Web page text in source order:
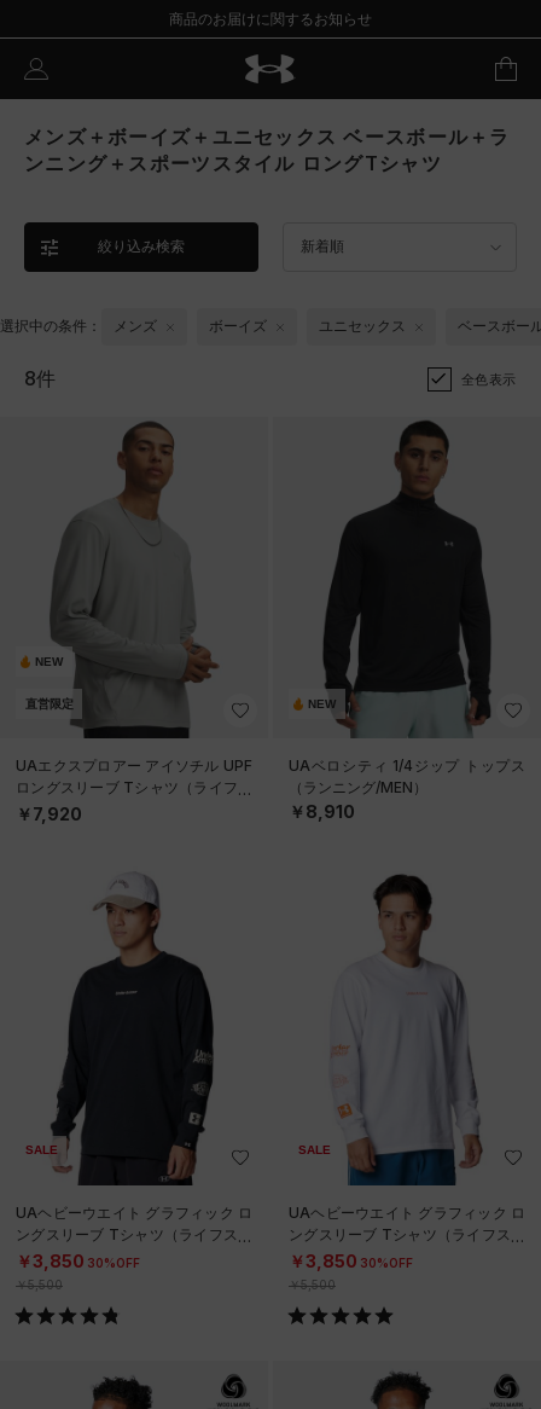
商品のお届けに関するお知らせ
メンズ＋ボーイズ＋ユニセックス ベースボール＋ラ
ンニング＋スポーツスタイル ロングTシャツ
絞り込み検索 新着順
選択中の条件： メンズ ボーイズ ユニセックス ベースボー
8件 全色表示
NEW
直営限定
UAエクスプロアー アイソチル UPF
ロングスリーブ Tシャツ（ライフス
タイル/MEN）
￥7,920
NEW
UAベロシティ 1/4ジップ トップス
（ランニング/MEN）
￥8,910
SALE
UAヘビーウエイト グラフィック ロ
ングスリーブ Tシャツ（ライフスタ
イル/MEN）
￥3,850 30%OFF
￥5,500
SALE
UAヘビーウエイト グラフィック ロ
ングスリーブ Tシャツ（ライフスタ
イル/MEN）
￥3,850 30%OFF
￥5,500